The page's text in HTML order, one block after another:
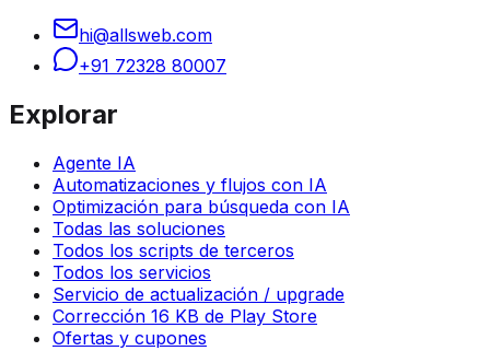
hi@allsweb.com
+91 72328 80007
Explorar
Agente IA
Automatizaciones y flujos con IA
Optimización para búsqueda con IA
Todas las soluciones
Todos los scripts de terceros
Todos los servicios
Servicio de actualización / upgrade
Corrección 16 KB de Play Store
Ofertas y cupones